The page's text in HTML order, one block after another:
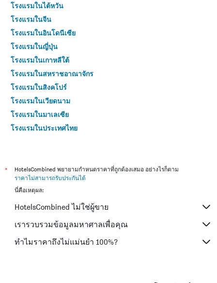
โรงแรมในไต้หวัน
โรงแรมในจีน
โรงแรมในอินโดนีเซีย
โรงแรมในญี่ปุ่น
โรงแรมในเกาหลีใต้
โรงแรมในสหราชอาณาจักร
โรงแรมในสิงคโปร์
โรงแรมในเวียดนาม
โรงแรมในมาเลเซีย
โรงแรมในประเทศไทย
*
HotelsCombined พยายามกำหนดราคาที่ถูกต้องเสมอ อย่างไรก็ตาม
ราคาไม่สามารถรับประกันได้
นี่คือเหตุผล:
HotelsCombined ไม่ใช่ผู้ขาย
เรารวบรวมข้อมูลมหาศาลเพื่อคุณ
ทำไมราคาถึงไม่แม่นยำ 100%?